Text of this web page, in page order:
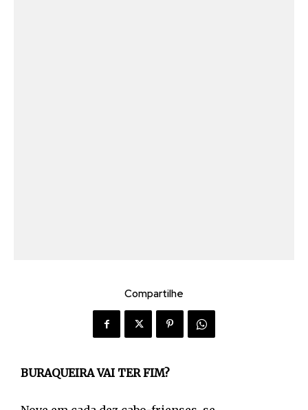
Compartilhe
BURAQUEIRA VAI TER FIM?